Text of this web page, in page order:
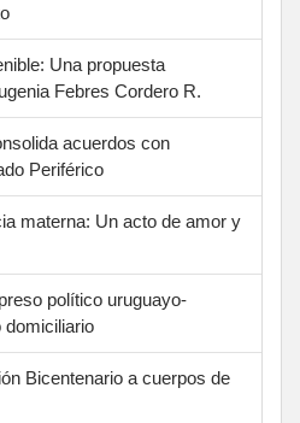
Una propuesta
Febres Cordero R.
acuerdos con
Periférico
materna: Un acto de amor y
político uruguayo-
domiciliario
Bicentenario a cuerpos de